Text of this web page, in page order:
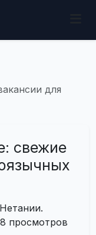
для
свежие
просмотров